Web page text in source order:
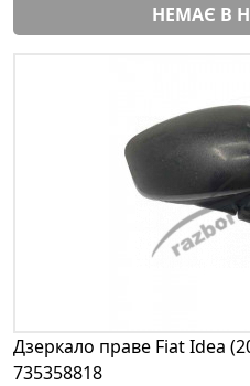
НЕМАЄ В
Дзеркало праве Fiat Idea
735358818